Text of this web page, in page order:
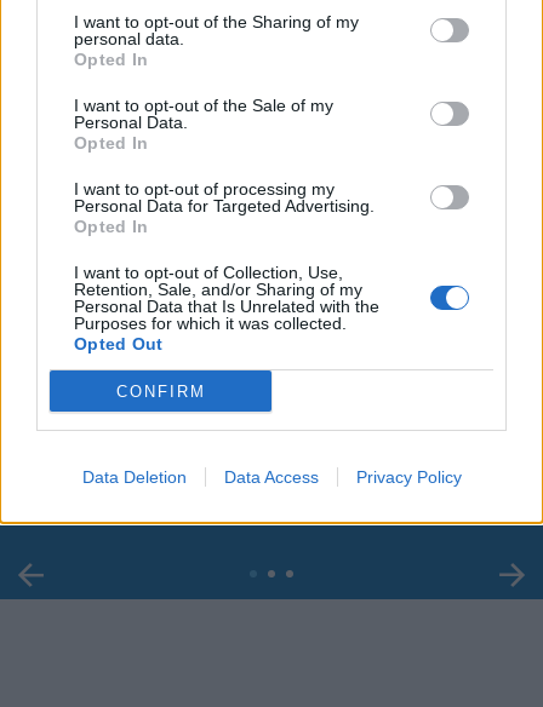
I want to opt-out of the Sharing of my
personal data.
Opted In
I want to opt-out of the Sale of my
Personal Data.
Opted In
I want to opt-out of processing my
Personal Data for Targeted Advertising.
Opted In
I want to opt-out of Collection, Use,
Retention, Sale, and/or Sharing of my
Personal Data that Is Unrelated with the
Purposes for which it was collected.
Opted Out
CONFIRM
Data Deletion Data Access Privacy Policy
00:00 01:16
in ospedale. Le dichiarazioni ai giornalisti